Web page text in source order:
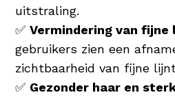
uitstraling.
✅Vermindering van fijne
gebruikers zien een
zichtbaarheid van fijne
✅ Gezonder haar en